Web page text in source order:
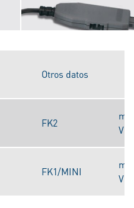
Otros datos
FK2
V
FK1/MINI
V